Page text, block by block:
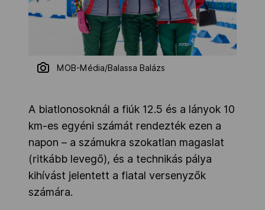
MOB-Média/Balassa Balázs
A biatlonosoknál a fiúk 12.5 és a lányok 10
km-es egyéni számát rendezték ezen a
napon – a számukra szokatlan magaslat
(ritkább levegő), és a technikás pálya
kihívást jelentett a fiatal versenyzők
számára.